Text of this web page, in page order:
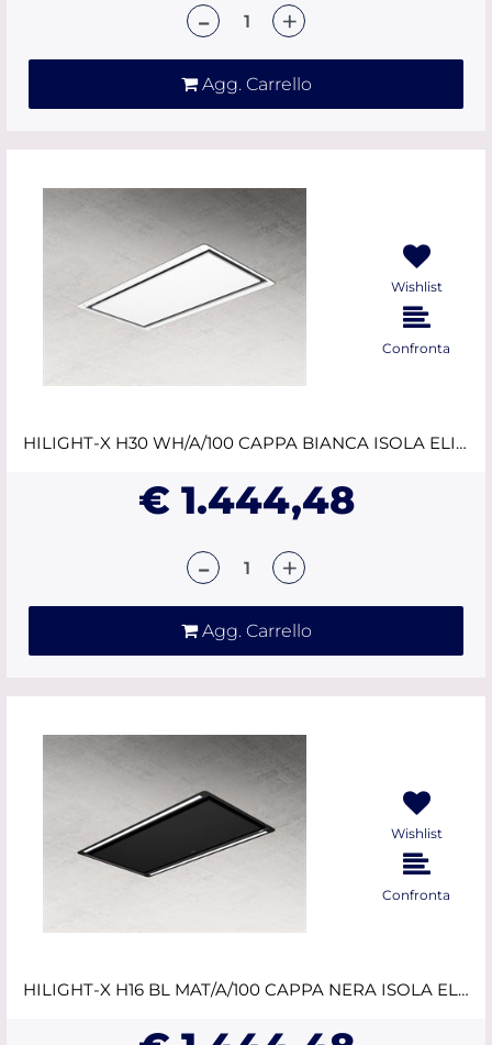
Agg. Carrello
Wishlist
Confronta
HILIGHT-X H30 WH/A/100 CAPPA BIANCA ISOLA ELICA
€ 1.444,48
Agg. Carrello
Wishlist
Confronta
HILIGHT-X H16 BL MAT/A/100 CAPPA NERA ISOLA ELICA